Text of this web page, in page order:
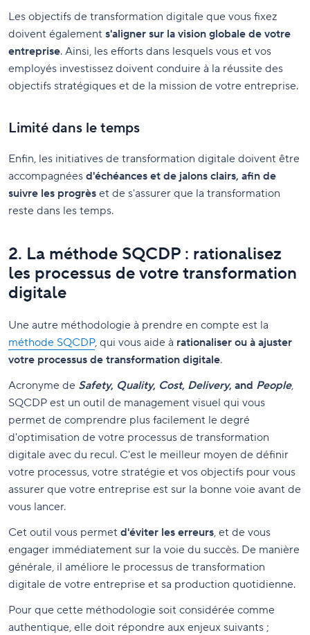
Les objectifs de transformation digitale que vous fixez
doivent également s'aligner sur la vision globale de votre
entreprise. Ainsi, les efforts dans lesquels vous et vos
employés investissez doivent conduire à la réussite des
objectifs stratégiques et de la mission de votre entreprise.
Limité dans le temps
Enfin, les initiatives de transformation digitale doivent être
accompagnées d'échéances et de jalons clairs, afin de
suivre les progrès et de s'assurer que la transformation
reste dans les temps.
2. La méthode SQCDP : rationalisez
les processus de votre transformation
digitale
Une autre méthodologie à prendre en compte est la
méthode SQCDP, qui vous aide à rationaliser ou à ajuster
votre processus de transformation digitale.
Acronyme de Safety, Quality, Cost, Delivery, and People,
SQCDP est un outil de management visuel qui vous
permet de comprendre plus facilement le degré
d'optimisation de votre processus de transformation
digitale avec du recul. C'est le meilleur moyen de définir
votre processus, votre stratégie et vos objectifs pour vous
assurer que votre entreprise est sur la bonne voie avant de
vous lancer.
Cet outil vous permet d'éviter les erreurs, et de vous
engager immédiatement sur la voie du succès. De manière
générale, il améliore le processus de transformation
digitale de votre entreprise et sa production quotidienne.
Pour que cette méthodologie soit considérée comme
authentique, elle doit répondre aux enjeux suivants ;